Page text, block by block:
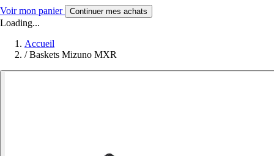
Voir mon panier Continuer mes achats
Loading...
Accueil
/ Baskets Mizuno MXR